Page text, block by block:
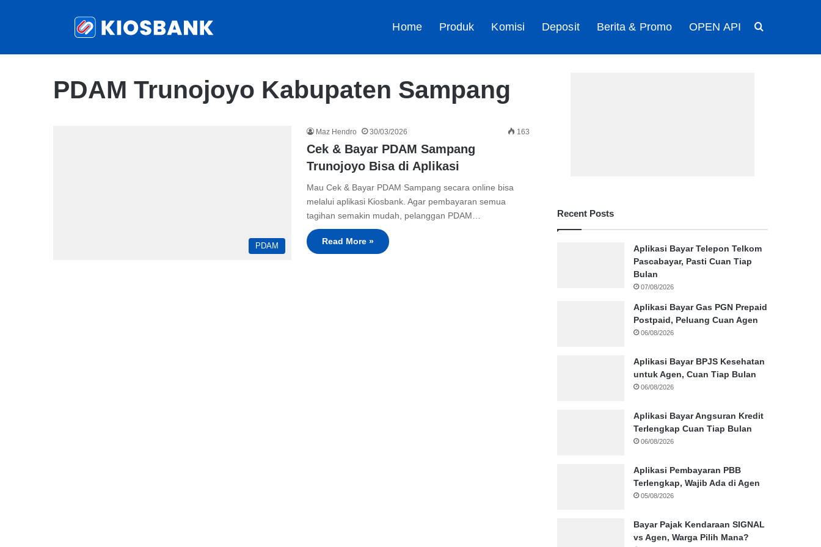
Home Produk Komisi Deposit Berita & Promo OPEN API
PDAM Trunojoyo Kabupaten Sampang
PDAM
Maz Hendro 30/03/2026 163
Cek & Bayar PDAM Sampang
Trunojoyo Bisa di Aplikasi
Mau Cek & Bayar PDAM Sampang secara online bisa
melalui aplikasi Kiosbank. Agar pembayaran semua
tagihan semakin mudah, pelanggan PDAM…
Read More »
Recent Posts
Aplikasi Bayar Telepon Telkom
Pascabayar, Pasti Cuan Tiap
Bulan
07/08/2026
Aplikasi Bayar Gas PGN Prepaid
Postpaid, Peluang Cuan Agen
06/08/2026
Aplikasi Bayar BPJS Kesehatan
untuk Agen, Cuan Tiap Bulan
06/08/2026
Aplikasi Bayar Angsuran Kredit
Terlengkap Cuan Tiap Bulan
06/08/2026
Aplikasi Pembayaran PBB
Terlengkap, Wajib Ada di Agen
05/08/2026
Bayar Pajak Kendaraan SIGNAL
vs Agen, Warga Pilih Mana?